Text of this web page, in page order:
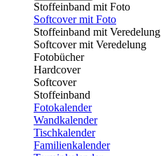
Stoffeinband mit Foto
Softcover mit Foto
Stoffeinband mit Veredelung
Softcover mit Veredelung
Fotobücher
Hardcover
Softcover
Stoffeinband
Fotokalender
Wandkalender
Tischkalender
Familienkalender